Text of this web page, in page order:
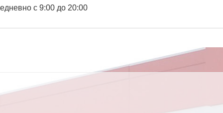
с 9:00 до 20:00